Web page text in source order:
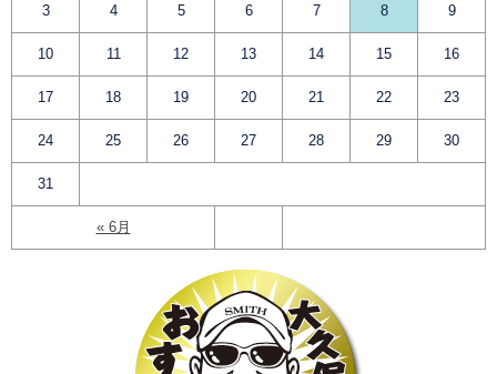
« 6月
3 4 5 6 7 8 9
10 11 12 13 14 15 16
17 18 19 20 21 22 23
24 25 26 27 28 29 30
31